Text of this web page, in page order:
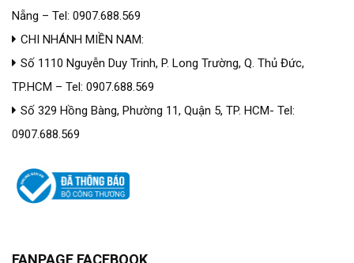
Nẵng – Tel: 0907.688.569
CHI NHÁNH MIỀN NAM:
Số 1110 Nguyễn Duy Trinh, P. Long Trường, Q. Thủ Đức,
TP.HCM – Tel: 0907.688.569
Số 329 Hồng Bàng, Phường 11, Quận 5, TP. HCM- Tel:
0907.688.569